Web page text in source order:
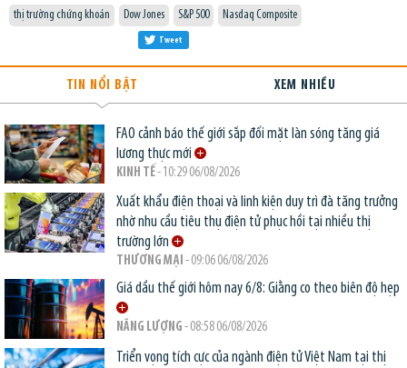
thị trường chứng khoán Dow Jones S&P 500 Nasdaq Composite
Tweet
TIN NỔI BẬT XEM NHIỀU
FAO cảnh báo thế giới sắp đối mặt làn sóng tăng giá
lương thực mới
KINH TẾ- 10:29 06/08/2026
Xuất khẩu điện thoại và linh kiện duy trì đà tăng trưởng
nhờ nhu cầu tiêu thụ điện tử phục hồi tại nhiều thị
trường lớn
THƯƠNG MẠI - 09:06 06/08/2026
Giá dầu thế giới hôm nay 6/8: Giằng co theo biên độ hẹp
NĂNG LƯỢNG - 08:58 06/08/2026
Triển vọng tích cực của ngành điện tử Việt Nam tại thị